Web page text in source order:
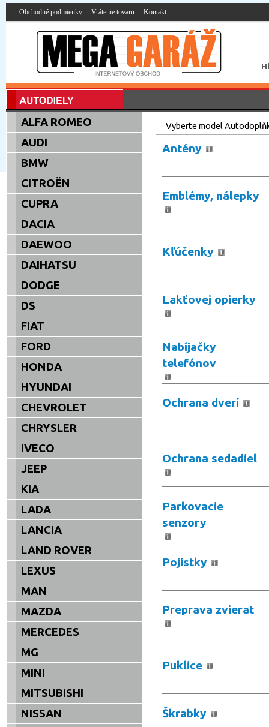
Obchodné podmienky Vrátenie tovaru Kontakt
Vyberte model
Antény
Emblémy, nálepky
Kľúčenky
Lakťovej opierky
Nabíjačky
telefónov
Ochrana dverí
Ochrana sedadiel
Parkovacie
senzory
Pojistky
Preprava zvierat
Puklice
Škrabky
ALFA ROMEO
AUDI
BMW
CITROËN
CUPRA
DACIA
DAEWOO
DAIHATSU
DODGE
DS
FIAT
FORD
HONDA
HYUNDAI
CHEVROLET
CHRYSLER
IVECO
JEEP
KIA
LADA
LANCIA
LAND ROVER
LEXUS
MAN
MAZDA
MERCEDES
MG
MINI
MITSUBISHI
NISSAN